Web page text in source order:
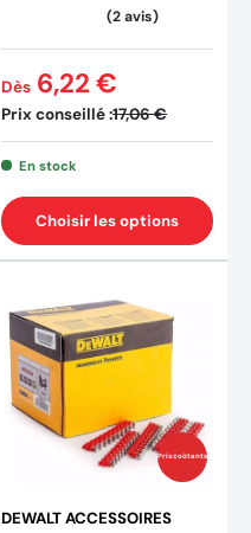
Prix conseillé :17,06 €
Dès 6,22 €
En stock
Choisir les options
Prix coûtants
DEWALT ACCESSOIRES